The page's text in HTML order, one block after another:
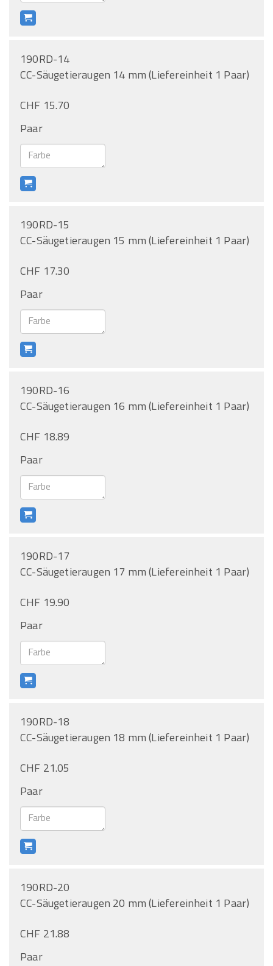
190RD-14
CC-Säugetieraugen 14 mm (Liefereinheit 1 Paar)
CHF 15.70
Paar
190RD-15
CC-Säugetieraugen 15 mm (Liefereinheit 1 Paar)
CHF 17.30
Paar
190RD-16
CC-Säugetieraugen 16 mm (Liefereinheit 1 Paar)
CHF 18.89
Paar
190RD-17
CC-Säugetieraugen 17 mm (Liefereinheit 1 Paar)
CHF 19.90
Paar
190RD-18
CC-Säugetieraugen 18 mm (Liefereinheit 1 Paar)
CHF 21.05
Paar
190RD-20
CC-Säugetieraugen 20 mm (Liefereinheit 1 Paar)
CHF 21.88
Paar